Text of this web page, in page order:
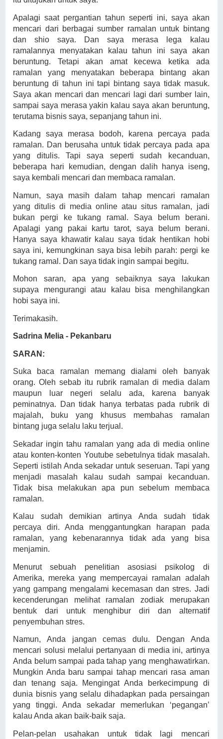
Apalagi saat pergantian tahun seperti ini, saya akan
mencari dari berbagai sumber ramalan untuk bintang
dan shio saya. Dan saya merasa lega kalau
ramalannya menyatakan kalau tahun ini saya akan
beruntung. Tetapi akan amat kecewa ketika ada
ramalan yang menyatakan beberapa bintang akan
beruntung di tahun ini tapi bintang saya tidak masuk.
Saya akan mencari dan mencari lagi dari sumber lain,
sampai saya merasa yakin kalau saya akan beruntung,
terutama bisnis saya, sepanjang tahun ini.
Kadang saya merasa bodoh, karena percaya pada
ramalan. Dan berusaha untuk tidak percaya pada apa
yang ditulis. Tapi saya seperti sudah kecanduan,
beberapa hari kemudian, dengan dalih hanya iseng,
saya kembali mencari dan membaca ramalan.
Namun, saya masih dalam tahap mencari ramalan
yang ditulis di media online atau situs ramalan, jadi
bukan pergi ke tukang ramal. Saya belum berani.
Apalagi yang pakai kartu tarot, saya belum berani.
Hanya saya khawatir kalau saya tidak hentikan hobi
saya ini, kemungkinan saya bisa lebih parah: pergi ke
tukang ramal. Dan saya tidak ingin sampai begitu.
Mohon saran, apa yang sebaiknya saya lakukan
supaya mengurangi atau kalau bisa menghilangkan
hobi saya ini.
Terimakasih.
Sadrina Melia - Pekanbaru
SARAN:
Suka baca ramalan memang dialami oleh banyak
orang. Oleh sebab itu rubrik ramalan di media dalam
maupun luar negeri selalu ada, karena banyak
peminatnya. Dan tidak hanya terbatas pada rubrik di
majalah, buku yang khusus membahas ramalan
bintang juga selalu laku terjual.
Sekadar ingin tahu ramalan yang ada di media online
atau konten-konten Youtube sebetulnya tidak masalah.
Seperti istilah Anda sekadar untuk seseruan. Tapi yang
menjadi masalah kalau sudah sampai kecanduan.
Tidak bisa melakukan apa pun sebelum membaca
ramalan.
Kalau sudah demikian artinya Anda sudah tidak
percaya diri. Anda menggantungkan harapan pada
ramalan, yang kebenarannya tidak ada yang bisa
menjamin.
Menurut sebuah penelitian asosiasi psikolog di
Amerika, mereka yang mempercayai ramalan adalah
yang gampang mengalami kecemasan dan stres. Jadi
kecenderungan melihat ramalan zodiak merupakan
bentuk dari untuk menghibur diri dan alternatif
penyembuhan stres.
Namun, Anda jangan cemas dulu. Dengan Anda
mencari solusi melalui pertanyaan di media ini, artinya
Anda belum sampai pada tahap yang menghawatirkan.
Mungkin Anda baru sampai tahap mencari rasa aman
dan tenang saja. Mengingat Anda berkecimpung di
dunia bisnis yang selalu dihadapkan pada persaingan
yang tinggi. Anda sekadar memerlukan ‘pegangan’
kalau Anda akan baik-baik saja.
Pelan-pelan usahakan untuk tidak lagi mencari